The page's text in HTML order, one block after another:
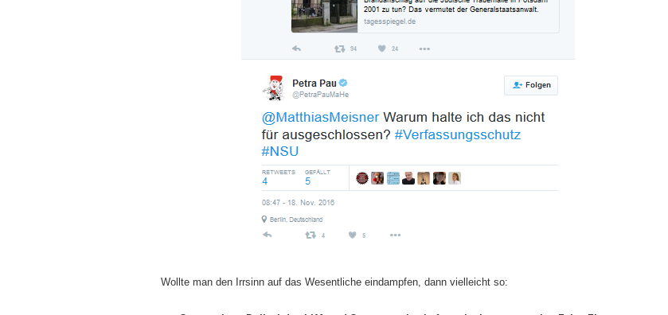
Wollte man den Irrsinn auf das Wesentliche eindampfen, dann vielleicht so: